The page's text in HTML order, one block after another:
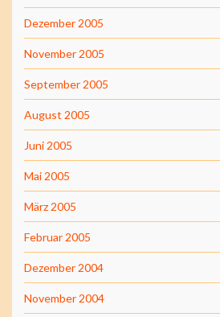
Dezember 2005
November 2005
September 2005
August 2005
Juni 2005
Mai 2005
März 2005
Februar 2005
Dezember 2004
November 2004